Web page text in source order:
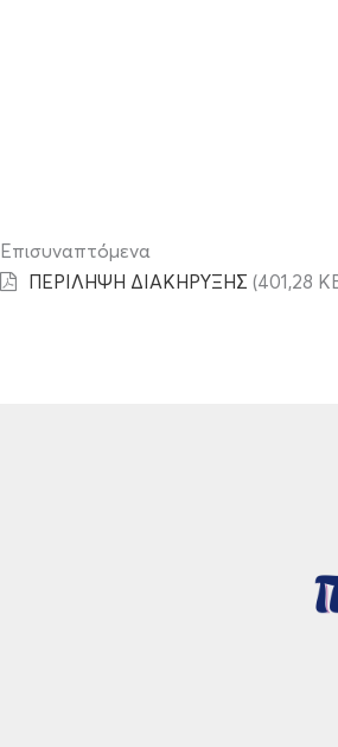
Επισυναπτόμενα
ΠΕΡΙΛΗΨΗ ΔΙΑΚΗΡΥΞΗΣ (401,28